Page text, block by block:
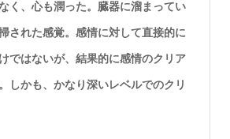
く、心も潤った。臓器に溜まってい
された感覚。感情に対して直接的に
ではないが、結果的に感情のクリア
しかも、かなり深いレベルでのクリ